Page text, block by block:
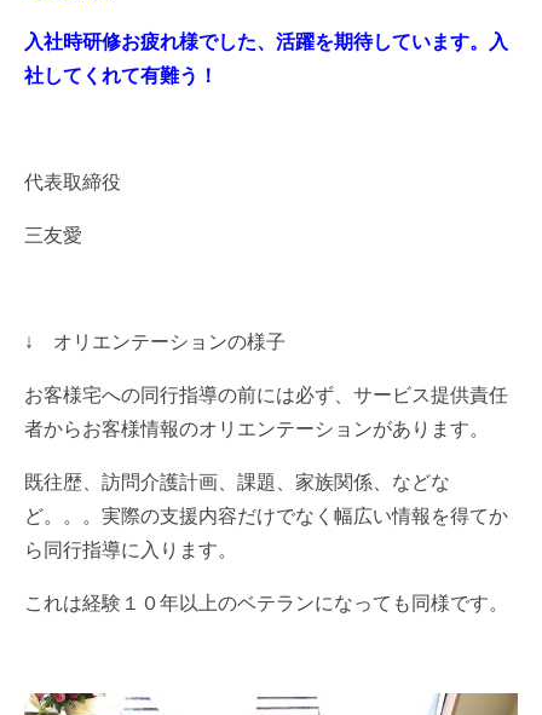
入社時研修お疲れ様でした、活躍を期待しています。入
社してくれて有難う！
代表取締役
三友愛
↓ オリエンテーションの様子
お客様宅への同行指導の前には必ず、サービス提供責任
者からお客様情報のオリエンテーションがあります。
既往歴、訪問介護計画、課題、家族関係、などな
ど。。。実際の支援内容だけでなく幅広い情報を得てか
ら同行指導に入ります。
これは経験１０年以上のベテランになっても同様です。